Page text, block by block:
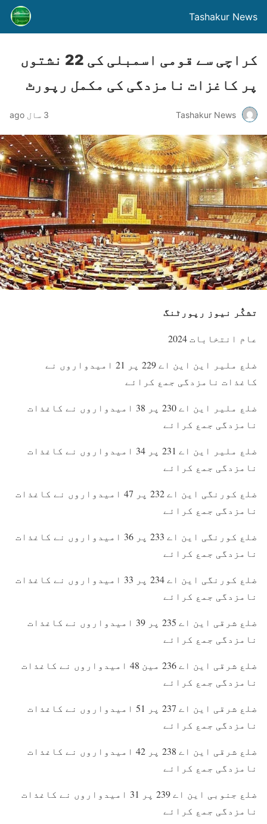
Tashakur News
کراچی سے قومی اسمبلی کی 22 نشتوں
پر کاغزات نامزدگی کی مکمل رپورٹ
Tashakur News 3 سال ago
تشکُّر نیوز رپورٹنگ
عام انتخابات 2024
ضلع ملیر این این اے 229 پر 21 امیدواروں نے
کاغذات نامزدگی جمع کرائے
ضلع ملیر این اے 230 پر 38 امیدواروں نے کاغذات
نامزدگی جمع کرائے
ضلع ملیر این اے 231 پر 34 امیدواروں نے کاغذات
نامزدگی جمع کرائے
ضلع کورنگی این اے 232 پر 47 امیدواروں نے کاغذات
نامزدگی جمع کرائے
ضلع کورنگی این اے 233 پر 36 امیدواروں نے کاغذات
نامزدگی جمع کرائے
ضلع کورنگی این اے 234 پر 33 امیدواروں نے کاغذات
نامزدگی جمع کرائے
ضلع شرقی این اے 235 پر 39 امیدواروں نے کاغذات
نامزدگی جمع کرائے
ضلع شرقی این اے 236 مین 48 امیدواروں نے کاغذات
نامزدگی جمع کرائے
ضلع شرقی این اے 237 پر 51 امیدواروں نے کاغذات
نامزدگی جمع کرائے
ضلع شرقی این اے 238 پر 42 امیدواروں نے کاغذات
نامزدگی جمع کرائے
ضلع جنوبی این اے 239 پر 31 امیدواروں نے کاغذات
نامزدگی جمع کرائے